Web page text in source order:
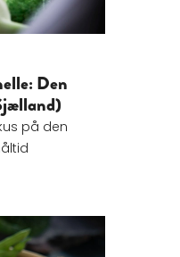
Den
på den
foråret 2027: Flere